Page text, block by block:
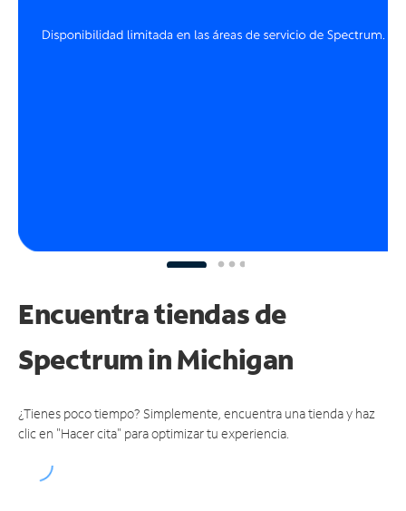
Encuentra tiendas de
Spectrumin Michigan
¿Tienes poco tiempo? Simplemente, encuentra una tienda y haz
clic en "Hacer cita" para optimizar tu experiencia.